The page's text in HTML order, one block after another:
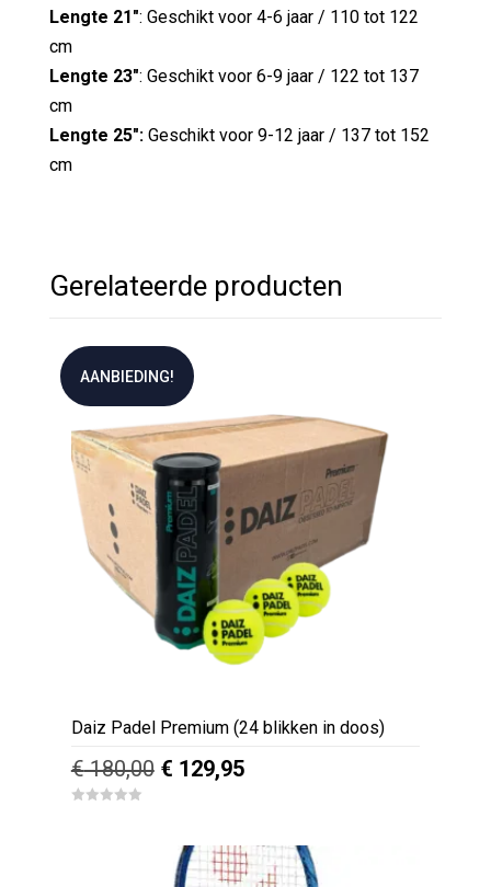
Lengte 21": Geschikt voor 4-6 jaar / 110 tot 122
cm
Lengte 23": Geschikt voor 6-9 jaar / 122 tot 137
cm
Lengte 25":Geschikt voor 9-12 jaar / 137 tot 152
cm
Gerelateerde producten
AANBIEDING!
Daiz Padel Premium (24 blikken in doos)
€180,00 Oorspronkelijke
€ 180,00.
€ 129,95Huidige
€ 129,95.